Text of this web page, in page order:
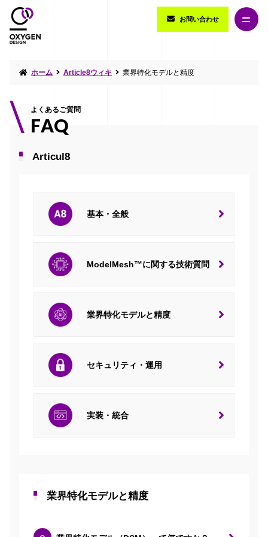
お問い合わせ
ホーム Article8ウィキ 業界特化モデルと精度
よくあるご質問
FAQ
Articul8
基本・全般
ModelMesh™に関する技術質問
業界特化モデルと精度
セキュリティ・運用
実装・統合
業界特化モデルと精度